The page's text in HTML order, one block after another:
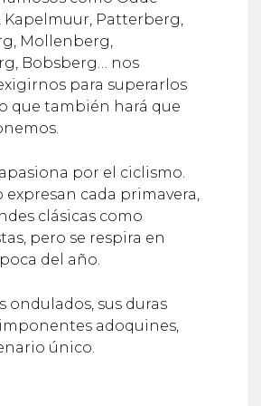
Kapelmuur, Patterberg,
Mollenberg,
Bobsberg… nos
para superarlos
que también hará que
por el ciclismo.
expresan cada primavera,
clásicas como
pero se respira en
del año.
ondulados, sus duras
imponentes adoquines,
único.